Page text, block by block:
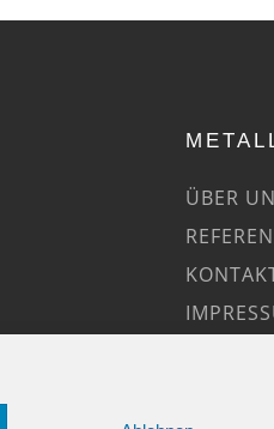
ÜBER